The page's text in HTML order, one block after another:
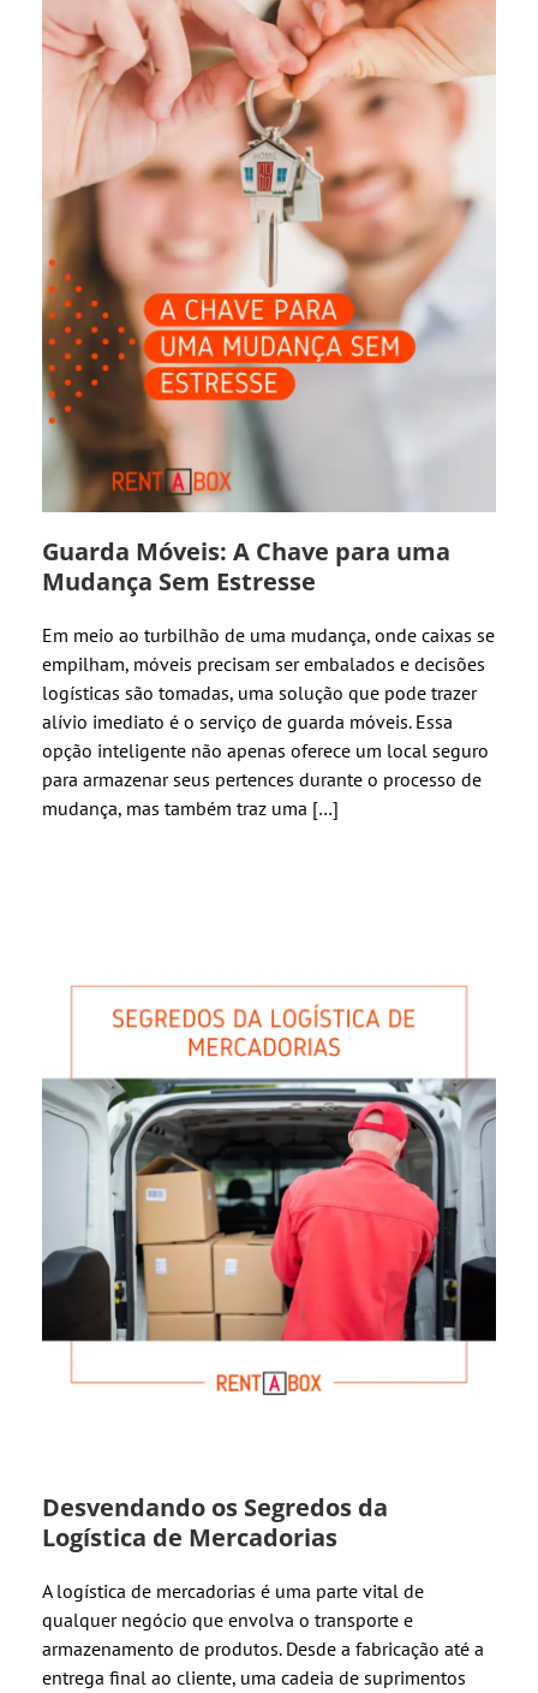
Guarda Móveis: A Chave para uma
Mudança Sem Estresse
Em meio ao turbilhão de uma mudança, onde caixas se
empilham, móveis precisam ser embalados e decisões
logísticas são tomadas, uma solução que pode trazer
alívio imediato é o serviço de guarda móveis. Essa
opção inteligente não apenas oferece um local seguro
para armazenar seus pertences durante o processo de
mudança, mas também traz uma […]
Desvendando os Segredos da
Logística de Mercadorias
A logística de mercadorias é uma parte vital de
qualquer negócio que envolva o transporte e
armazenamento de produtos. Desde a fabricação até a
entrega final ao cliente, uma cadeia de suprimentos